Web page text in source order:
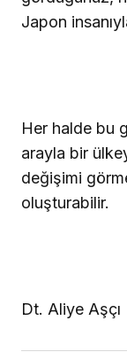
Japon
Her halde bu
arayla bir
değişimi
oluşturabilir.
Dt. Aliye Aşçı